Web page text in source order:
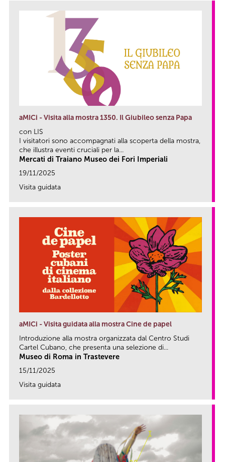
aMICi - Visita alla mostra 1350. Il Giubileo senza Papa
con LIS
I visitatori sono accompagnati alla scoperta della mostra,
che illustra eventi cruciali per la...
Mercati di Traiano Museo dei Fori Imperiali
19/11/2025
Visita guidata
aMICi - Visita guidata alla mostra Cine de papel
Introduzione alla mostra organizzata dal Centro Studi
Cartel Cubano, che presenta una selezione di...
Museo di Roma in Trastevere
15/11/2025
Visita guidata